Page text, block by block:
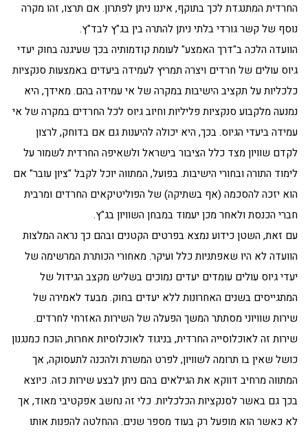
החרדית המתנגדת לכך בתוקף, איננו ניתן לפתרון. אם תרצו, זהו מקרה
נוסף של קשר גורדי בלתי ניתן להתרה בין בג"ץ לבד"ץ.
הוועדה הלכה ב"דרך האמצע" לעומת קודמותיה בכך שעיגנה בחוק יעדי
גיוס עולים של חרדים ויצרה תמריץ לעמידה ביעדים באמצעות סנקציות
כלכליות על תקציב הישיבות במקרה של אי עמידה בהם. מאידך, היא
נמנעה מלקבוע סנקציות פליליות וחיוב גיוס לכל החרדים במקרה של אי
עמידה ביעדי הגיוס. בכך, היא יכולה להיענות גם אם בדוחק, לרצון
לקדם שוויון מצד כלל הציבור בישראל ולשאיפה החרדית לשמור על
לימוד התורה ובחורי הישיבות. בפועל, המתווה יוכל לקבל "ציון עובר" אם
הוא יזכה להסכמה (אף בשתיקה) של הפוליטיקאים החרדים ומרבית
חברי הכנסת ולאחר מכן יעמוד במבחן השוויון בג"ץ.
עם זאת, השטן כידוע נמצא בפרטים הקטנים ובהם כך נראה המלצות
הוועדה לא היו שאפתניות כלל ועיקר. מאחורי הכותרת המרשימה של
יעדי גיוס עולים עומדים יעדים נמוכים בשליש מקצב הגידול של
המתגייסים בשנים האחרונות ללא יעדים בחוק. מבעד לאמירה של
שירות שוויוני מסתתר המשך הפעלה של השירות האזרחי לחרדים.
שירות זה לאוכלוסייה החרדית, בניגוד לאוכלוסיות אחרות, הוכח כמנגנון
כושל שאין בו תרומה לשוויון, לפרט המשרת ולהכנה לתעסוקה, אך
המתווה מרחיב דווקא את הגילאים בהם ניתן לבצע שירות כזה. כיוצא
בכך גם באשר לסנקציות הכלכליות. כלי זה נחשב אפקטיבי מאוד, אך
לא כאשר הוא מופעל רק בעוד מספר שנים. ההחלטה להפנות אותו